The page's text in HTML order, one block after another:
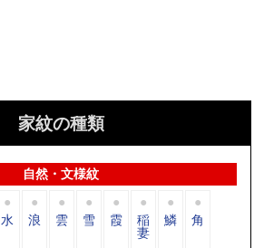
家紋の種類
自然・文様紋
水 浪 雲 雪 霞 稲
妻
鱗 角